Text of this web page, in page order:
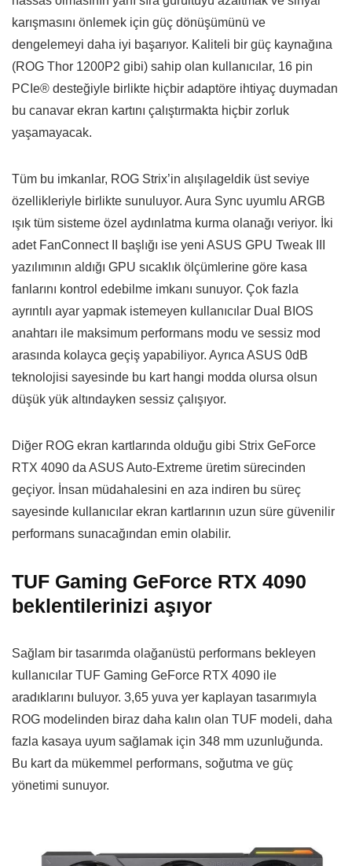
karışmasını önlemek için güç dönüşümünü ve
dengelemeyi daha iyi başarıyor. Kaliteli bir güç kaynağına
(ROG Thor 1200P2 gibi) sahip olan kullanıcılar, 16 pin
PCIe® desteğiyle birlikte hiçbir adaptöre ihtiyaç duymadan
bu canavar ekran kartını çalıştırmakta hiçbir zorluk
yaşamayacak.
Tüm bu imkanlar, ROG Strix’in alışılageldik üst seviye
özellikleriyle birlikte sunuluyor. Aura Sync uyumlu ARGB
ışık tüm sisteme özel aydınlatma kurma olanağı veriyor. İki
adet FanConnect II başlığı ise yeni ASUS GPU Tweak III
yazılımının aldığı GPU sıcaklık ölçümlerine göre kasa
fanlarını kontrol edebilme imkanı sunuyor. Çok fazla
ayrıntılı ayar yapmak istemeyen kullanıcılar Dual BIOS
anahtarı ile maksimum performans modu ve sessiz mod
arasında kolayca geçiş yapabiliyor. Ayrıca ASUS 0dB
teknolojisi sayesinde bu kart hangi modda olursa olsun
düşük yük altındayken sessiz çalışıyor.
Diğer ROG ekran kartlarında olduğu gibi Strix GeForce
RTX 4090 da ASUS Auto-Extreme üretim sürecinden
geçiyor. İnsan müdahalesini en aza indiren bu süreç
sayesinde kullanıcılar ekran kartlarının uzun süre güvenilir
performans sunacağından emin olabilir.
TUF Gaming GeForce RTX 4090
beklentilerinizi aşıyor
Sağlam bir tasarımda olağanüstü performans bekleyen
kullanıcılar TUF Gaming GeForce RTX 4090 ile
aradıklarını buluyor. 3,65 yuva yer kaplayan tasarımıyla
ROG modelinden biraz daha kalın olan TUF modeli, daha
fazla kasaya uyum sağlamak için 348 mm uzunluğunda.
Bu kart da mükemmel performans, soğutma ve güç
yönetimi sunuyor.